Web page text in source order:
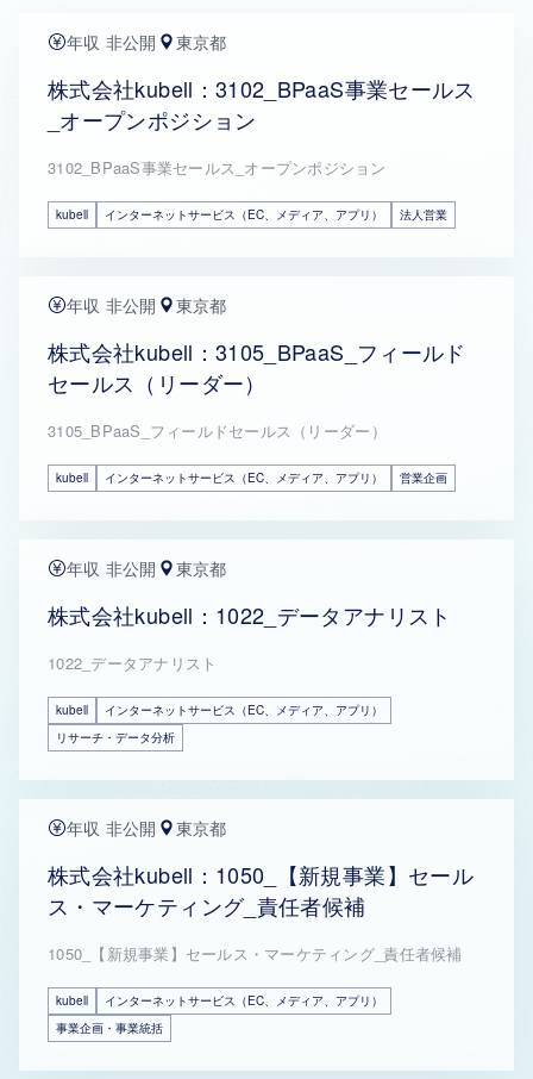
年収 非公開 東京都
株式会社kubell：3102_BPaaS事業セールス
_オープンポジション
3102_BPaaS事業セールス_オープンポジション
kubell インターネットサービス（EC、メディア、アプリ） 法人営業
年収 非公開 東京都
株式会社kubell：3105_BPaaS_フィールド
セールス（リーダー）
3105_BPaaS_フィールドセールス（リーダー）
kubell インターネットサービス（EC、メディア、アプリ） 営業企画
年収 非公開 東京都
株式会社kubell：1022_データアナリスト
1022_データアナリスト
kubell
インターネットサービス（EC、メディア、アプリ）
リサーチ・データ分析
年収 非公開 東京都
株式会社kubell：1050_【新規事業】セール
ス・マーケティング_責任者候補
1050_【新規事業】セールス・マーケティング_責任者候補
kubell
インターネットサービス（EC、メディア、アプリ）
事業企画・事業統括